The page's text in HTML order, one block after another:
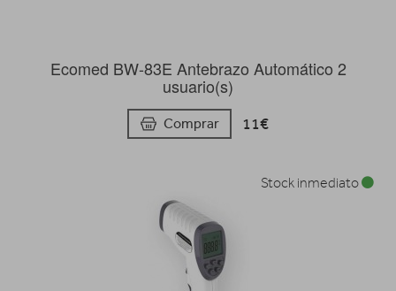
Ecomed BW-83E Antebrazo Automático 2
usuario(s)
Comprar 11€
Stock inmediato